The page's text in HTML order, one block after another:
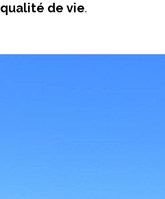
qualité de vie.